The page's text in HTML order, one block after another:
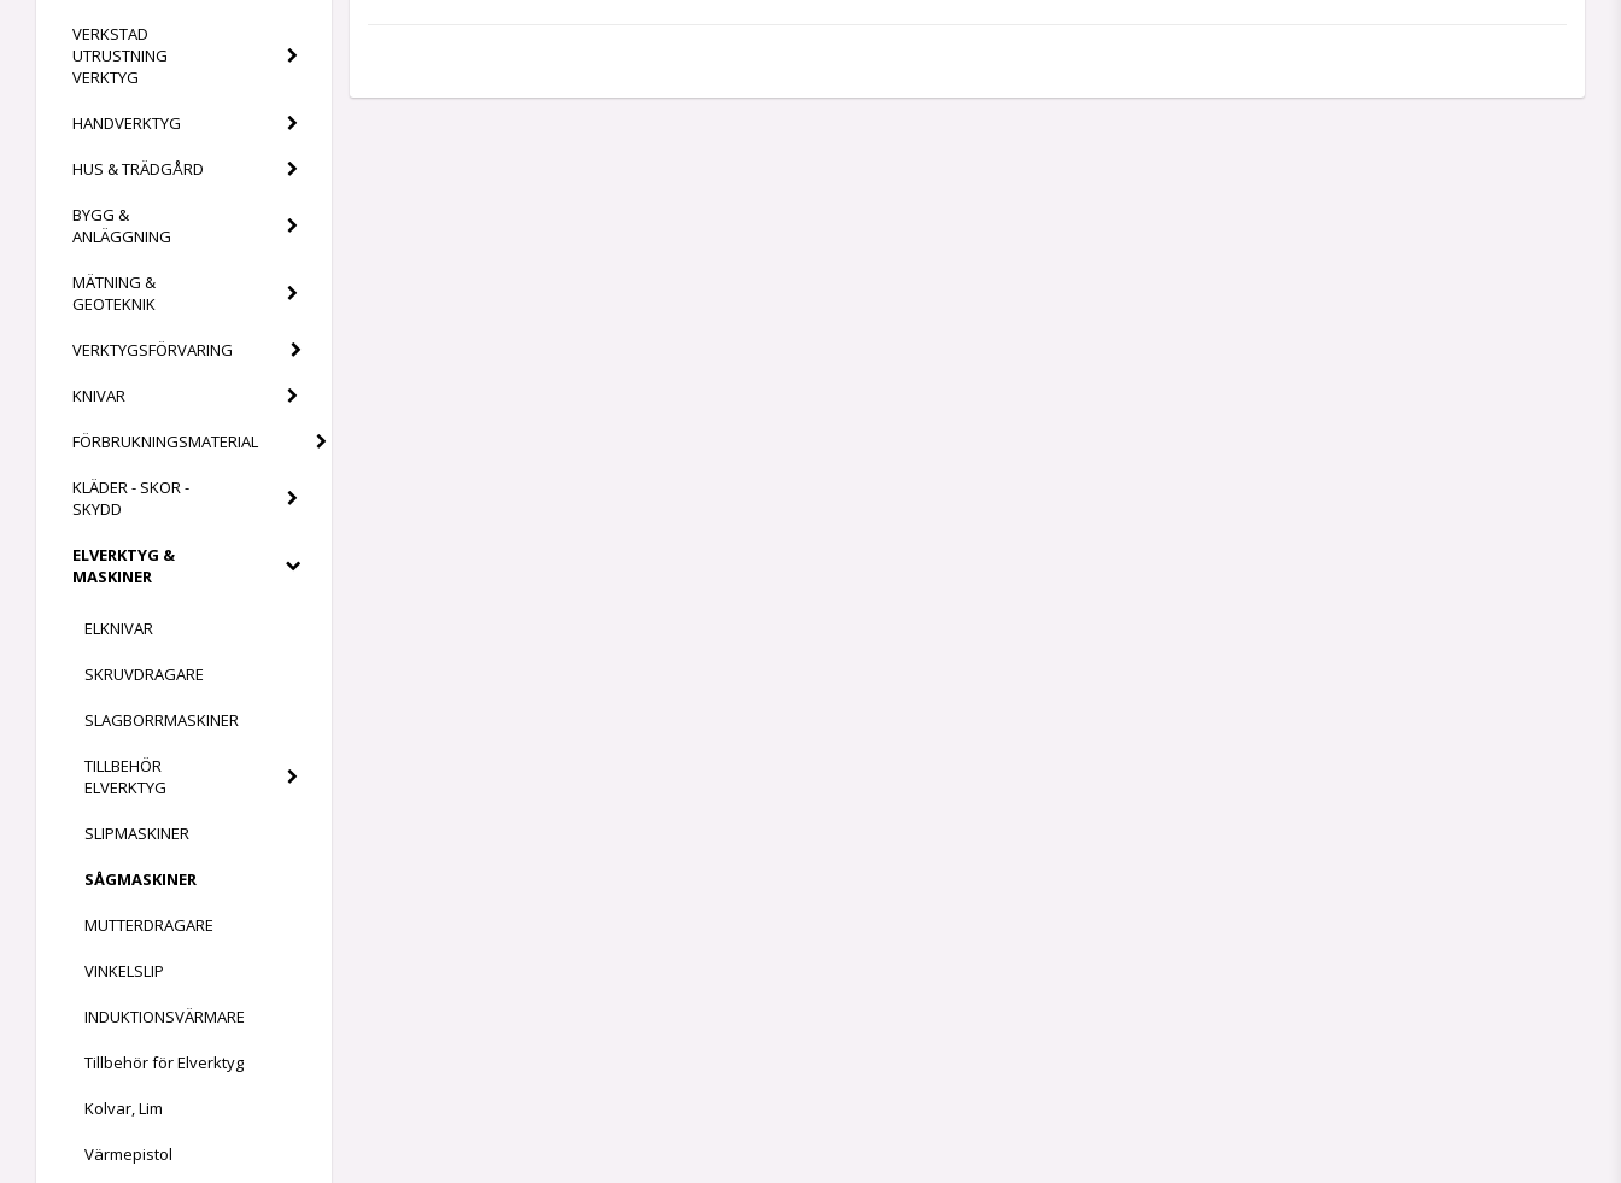
VERKSTAD
UTRUSTNING
VERKTYG
HANDVERKTYG
HUS & TRÄDGÅRD
BYGG &
ANLÄGGNING
MÄTNING &
GEOTEKNIK
VERKTYGSFÖRVARING
KNIVAR
FÖRBRUKNINGSMATERIAL
KLÄDER - SKOR -
SKYDD
ELVERKTYG &
MASKINER
ELKNIVAR
SKRUVDRAGARE
SLAGBORRMASKINER
TILLBEHÖR
ELVERKTYG
SLIPMASKINER
SÅGMASKINER
MUTTERDRAGARE
VINKELSLIP
INDUKTIONSVÄRMARE
Tillbehör för Elverktyg
Kolvar, Lim
Värmepistol